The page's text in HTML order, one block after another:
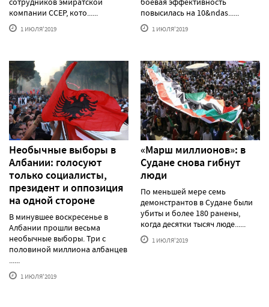
компании CCEP, кото......
1 ИЮЛЯ'2019
повысилась на 10&ndas......
1 ИЮЛЯ'2019
Необычные выборы в
Албании: голосуют
только социалисты,
президент и оппозиция
на одной стороне
В минувшее воскресенье в
Албании прошли весьма
необычные выборы. Три с
половиной миллиона албанцев
......
1 ИЮЛЯ'2019
«Марш миллионов»: в
Судане снова гибнут
люди
По меньшей мере семь
демонстрантов в Судане были
убиты и более 180 ранены,
когда десятки тысяч люде......
1 ИЮЛЯ'2019